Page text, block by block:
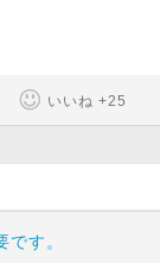
いいね +25
す。